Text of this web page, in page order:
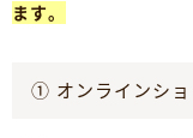
ます。
① オンラインショ